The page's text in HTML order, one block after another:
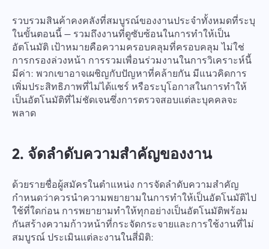
รวบรวมสินค้าคงคลังที่สมบูรณ์ของงานประจำทั้งหมดที่ระบุ
ในขั้นตอนนี้ — รวมถึงงานที่ดูซับซ้อนในการทำให้เป็น
อัตโนมัติ เป้าหมายคือความครอบคลุมที่ครอบคลุม ไม่ใช่
การกรองล่วงหน้า การรวมเพื่อนร่วมงานในการวิเคราะห์นี้
มีค่า: พวกเขาอาจเผชิญกับปัญหาที่คล้ายกัน มีแนวคิดการ
เพิ่มประสิทธิภาพที่ไม่ได้แชร์ หรือระบุโอกาสในการทำให้
เป็นอัตโนมัติที่ไม่ชัดเจนซึ่งการตรวจสอบแต่ละบุคคลจะ
พลาด
2. จัดลำดับความสำคัญของงาน
ด้วยรายชื่อผู้สมัครในตำแหน่ง การจัดลำดับความสำคัญ
กำหนดว่าควรนำความพยายามในการทำให้เป็นอัตโนมัติไป
ใช้ที่ใดก่อน การพยายามทำให้ทุกอย่างเป็นอัตโนมัติพร้อม
กันสร้างความก้าวหน้าที่กระจัดกระจายและการใช้งานที่ไม่
สมบูรณ์ ประเมินแต่ละงานในสี่มิติ: